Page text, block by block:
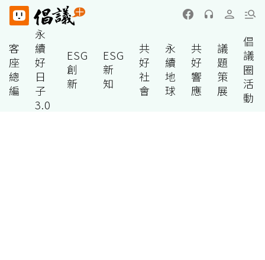
客
座
總
編
永
續
好
日
子
3.0
ESG
創
新
ESG
新
知
共
好
社
會
永
續
地
球
共
好
響
應
議
題
策
展
倡
議
圈
活
動